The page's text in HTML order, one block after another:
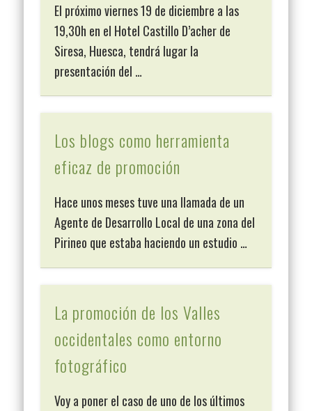
El próximo viernes 19 de diciembre a las
19,30h en el Hotel Castillo D’acher de
Siresa, Huesca, tendrá lugar la
presentación del …
Los blogs como herramienta
eficaz de promoción
Hace unos meses tuve una llamada de un
Agente de Desarrollo Local de una zona del
Pirineo que estaba haciendo un estudio …
La promoción de los Valles
occidentales como entorno
fotográfico
Voy a poner el caso de uno de los últimos